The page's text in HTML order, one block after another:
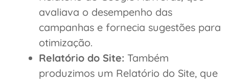
avaliava o desempenho das
campanhas e fornecia sugestões para
otimização.
Relatório do Site: Também
produzimos um Relatório do Site, que